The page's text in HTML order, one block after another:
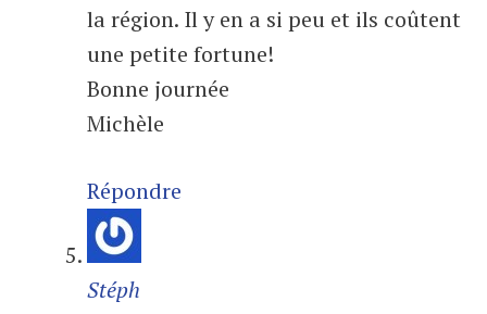
la région. Il y en a si peu et ils coûtent
une petite fortune!
Bonne journée
Michèle
Répondre
Stéph